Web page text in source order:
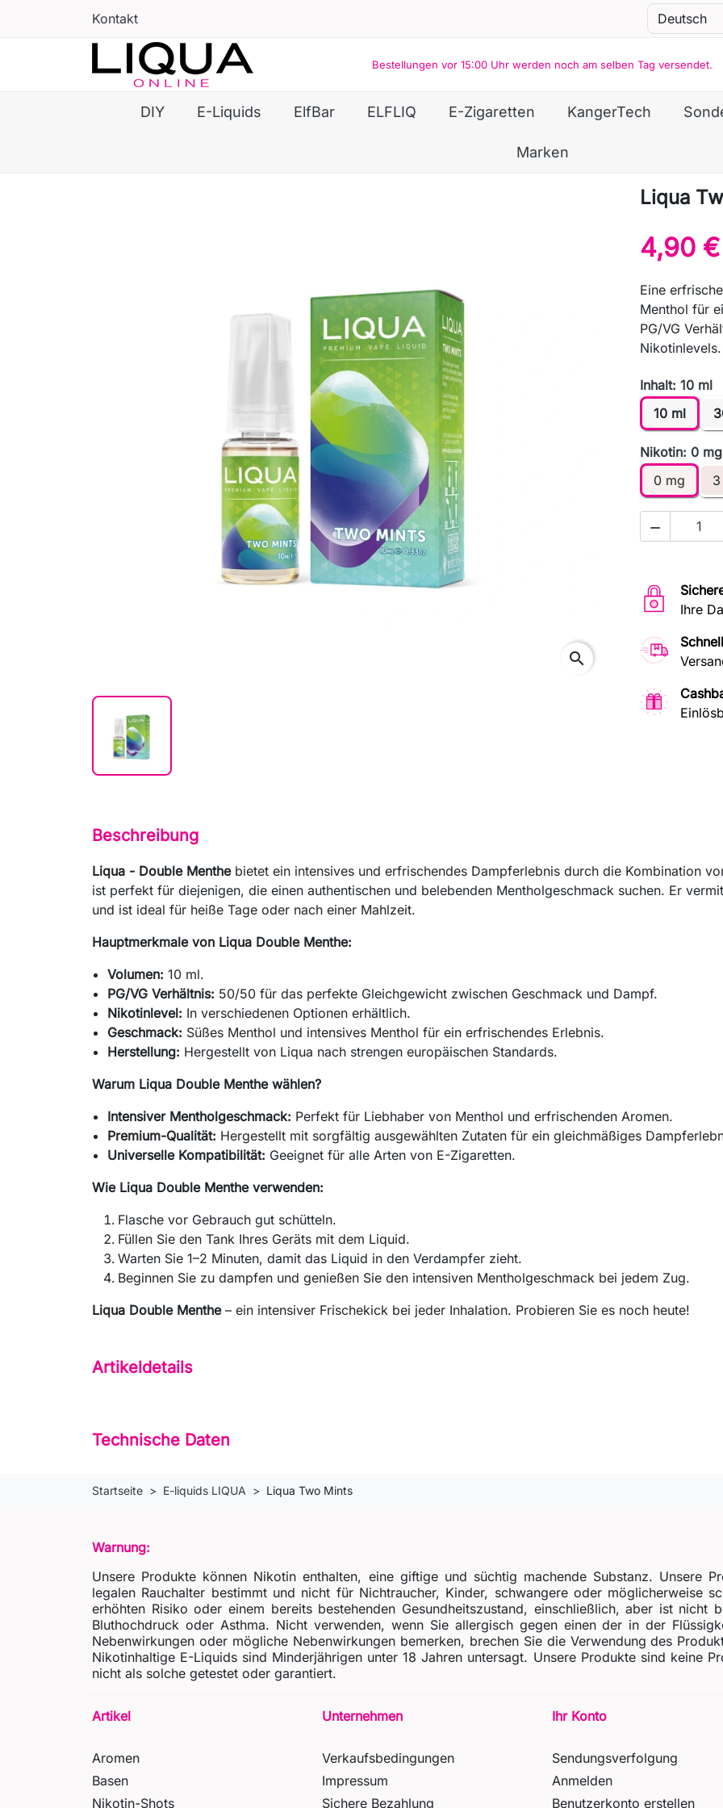
Kontakt
Bestellungen vor 15:00 Uhr werden noch am selben Tag versendet.
DIY E-Liquids ElfBar ELFLIQ E-Zigaretten KangerTech
Marken
search
Liqua
4,90 €
Eine
Menthol für
PG/VG
Nikotinlevels.
Inhalt: 10 ml
10 ml
Nikotin: 0 mg
0 mg

Ihre
Beschreibung
Liqua - Double Menthebietet ein intensives und erfrischendes Dampferlebnis durch die Kombination
ist perfekt für diejenigen, die einen authentischen und belebenden Mentholgeschmack suchen. Er
und ist ideal für heiße Tage oder nach einer Mahlzeit.
Hauptmerkmale von Liqua Double Menthe:
Volumen: 10 ml.
PG/VG Verhältnis: 50/50 für das perfekte Gleichgewicht zwischen Geschmack und Dampf.
Nikotinlevel: In verschiedenen Optionen erhältlich.
Geschmack: Süßes Menthol und intensives Menthol für ein erfrischendes Erlebnis.
Herstellung: Hergestellt von Liqua nach strengen europäischen Standards.
Warum Liqua Double Menthe wählen?
Intensiver Mentholgeschmack: Perfekt für Liebhaber von Menthol und erfrischenden Aromen.
Premium-Qualität: Hergestellt mit sorgfältig ausgewählten Zutaten für ein gleichmäßiges
Universelle Kompatibilität: Geeignet für alle Arten von E-Zigaretten.
Wie Liqua Double Menthe verwenden:
Flasche vor Gebrauch gut schütteln.
Füllen Sie den Tank Ihres Geräts mit dem Liquid.
Warten Sie 1–2 Minuten, damit das Liquid in den Verdampfer zieht.
Beginnen Sie zu dampfen und genießen Sie den intensiven Mentholgeschmack bei jedem Zug.
Liqua Double Menthe– ein intensiver Frischekick bei jeder Inhalation. Probieren Sie es noch heute!
Artikeldetails
Technische Daten
Startseite E-liquids LIQUA Liqua Two Mints
Warnung:
Unsere Produkte können Nikotin enthalten, eine giftige und süchtig machende Substanz. Unsere
legalen Rauchalter bestimmt und nicht für Nichtraucher, Kinder, schwangere oder möglicherweise
erhöhten Risiko oder einem bereits bestehenden Gesundheitszustand, einschließlich, aber ist nicht
Bluthochdruck oder Asthma. Nicht verwenden, wenn Sie allergisch gegen einen der in der
Nebenwirkungen oder mögliche Nebenwirkungen bemerken, brechen Sie die Verwendung des
Nikotinhaltige E-Liquids sind Minderjährigen unter 18 Jahren untersagt. Unsere Produkte sind keine
nicht als solche getestet oder garantiert.
Artikel
Aromen
Basen
Nikotin-Shots
Unternehmen
Verkaufsbedingungen
Impressum
Sichere Bezahlung
Ihr Konto
Sendungsverfolgung
Anmelden
Benutzerkonto erstellen